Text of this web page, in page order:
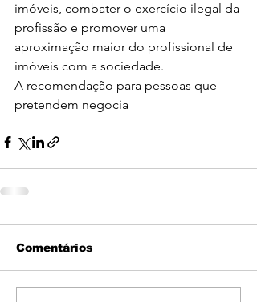
imóveis, combater o exercício ilegal da
profissão e promover uma
aproximação maior do profissional de
imóveis com a sociedade.
A recomendação para pessoas que
pretendem negocia
Comentários